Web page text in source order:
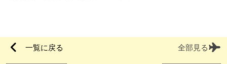
一覧に戻る 全部見る